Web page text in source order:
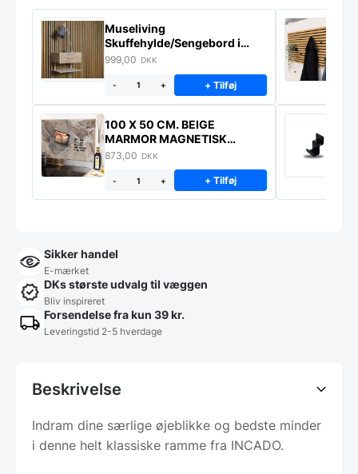
Museliving
Skuffehylde/Sengebord i
massiv eg
999,00 DKK
- + + Tilføj
100 X 50 CM. BEIGE
MARMOR MAGNETISK
STÆNKPLADE
873,00 DKK
- + + Tilføj
Sikker handel
E-mærket
DKs største udvalg til væggen
Bliv inspireret
Forsendelse fra kun 39 kr.
Leveringstid 2-5 hverdage
Beskrivelse
Indram dine særlige øjeblikke og bedste minder
i denne helt klassiske ramme fra INCADO.